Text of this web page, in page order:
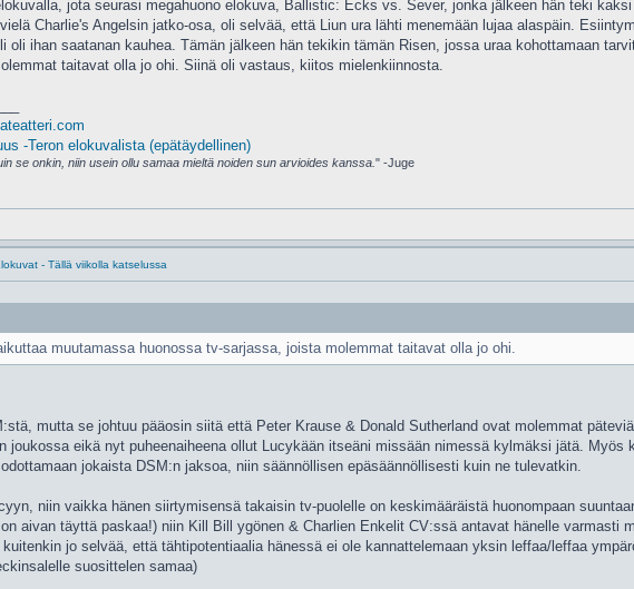
jota seurasi megahuono elokuva, Ballistic: Ecks vs. Sever, jonka jälkeen hän teki
Charlie's Angelsin jatko-osa, oli selvää, että Liun ura lähti menemään lujaa alaspäin.
oli ihan saatanan kauhea. Tämän jälkeen hän tekikin tämän Risen, jossa uraa kohottamaan
taitavat olla jo ohi. Siinä oli vastaus, kiitos mielenkiinnosta.
-Teron elokuvalista (epätäydellinen)
se onkin, niin usein ollu samaa mieltä noiden sun arvioides kanssa. " -Juge
- Tällä viikolla katselussa
muutamassa huonossa tv-sarjassa, joista molemmat taitavat olla jo ohi.
mutta se johtuu pääosin siitä että Peter Krause & Donald Sutherland ovat molemmat
joukossa eikä nyt puheenaiheena ollut Lucykään itseäni missään nimessä kylmäksi jätä.
jokaista DSM:n jaksoa, niin säännöllisen epäsäännöllisesti kuin ne tulevatkin.
niin vaikka hänen siirtymisensä takaisin tv-puolelle on keskimääräistä huonompaan
aivan täyttä paskaa!) niin Kill Bill ygönen & Charlien Enkelit CV:ssä antavat hänelle varmasti
jo selvää, että tähtipotentiaalia hänessä ei ole kannattelemaan yksin leffaa/leffaa
suosittelen samaa)